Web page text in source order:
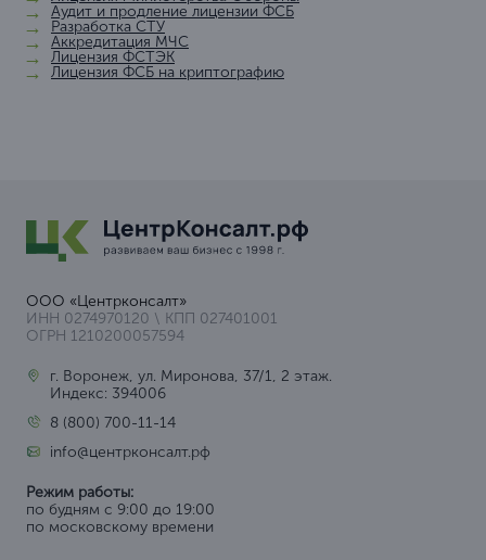
Аудит и продление лицензии ФСБ
Разработка СТУ
Аккредитация МЧС
Лицензия ФСТЭК
Лицензия ФСБ на криптографию
ООО «Центрконсалт»
ИНН 0274970120 \ КПП 027401001
ОГРН 1210200057594
г. Воронеж, ул. Миронова, 37/1, 2 этаж.
Индекс: 394006
8 (800) 700-11-14
info@центрконсалт.рф
Режим работы:
по будням с 9:00 до 19:00
по московскому времени